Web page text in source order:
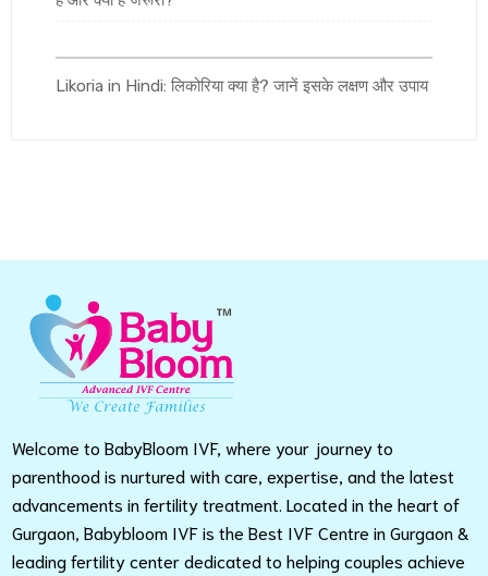
Likoria in Hindi: लिकोरिया क्या है? जानें इसके लक्षण और उपाय
Welcome to BabyBloom IVF, where your journey to
parenthood is nurtured with care, expertise, and the latest
advancements in fertility treatment. Located in the heart of
Gurgaon, Babybloom IVF is the Best IVF Centre in Gurgaon &
leading fertility center dedicated to helping couples achieve